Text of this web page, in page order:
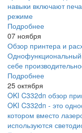
навыки включают
режиме
Подробнее
07 ноября
Обзор принтера и
Однофункциональный
себе
Подробнее
25 октября
OKI C332dn обзор
OKI C332dn - это
котором вместо
используются